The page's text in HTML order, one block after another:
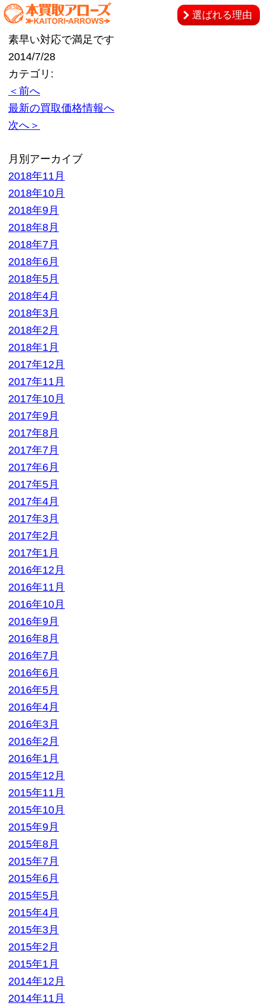
選ばれる理由
2014/7/28
カテゴリ:
最新の買取価格情報へ
次へ＞
月別アーカイブ
2018年11月
2018年8月
2018年7月
2018年6月
2018年5月
2018年4月
2018年3月
2018年1月
2017年12月
2017年11月
2017年10月
2017年9月
2017年8月
2017年6月
2017年5月
2017年4月
2017年3月
2017年2月
2017年1月
2016年11月
2016年10月
2016年9月
2016年8月
2016年7月
2016年6月
2016年4月
2016年3月
2016年2月
2016年1月
2015年12月
2015年11月
2015年9月
2015年8月
2015年7月
2015年6月
2015年5月
2015年4月
2015年2月
2015年1月
2014年12月
2014年11月
2014年10月
2014年9月
2014年7月
2014年6月
2014年3月
2014年2月
2014年1月
2013年12月
2013年10月
2013年9月
カテゴリー
BL本
参考書
専門書
教材・教科書
未分類
洋書
漫画
漫画・本